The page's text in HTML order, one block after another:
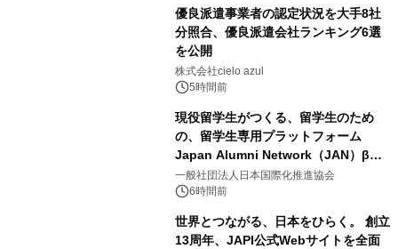
優良派遣事業者の認定状況を大手8社
分照合、優良派遣会社ランキング6選
を公開
株式会社cielo azul
5時間前
現役留学生がつくる、留学生のため
の、留学生専用プラットフォーム
Japan Alumni Network（JAN）β版
をリリース
一般社団法人日本国際化推進協会
6時間前
世界とつながる、日本をひらく。 創立
13周年、JAPI公式Webサイトを全面